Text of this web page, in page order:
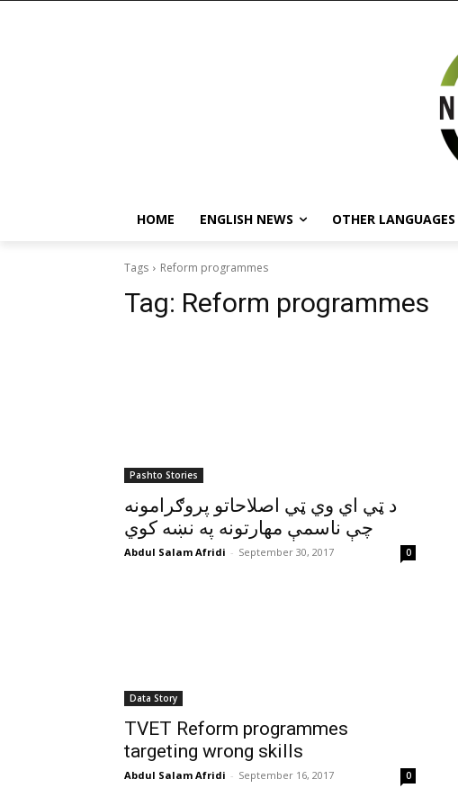
HOME ENGLISH NEWS OTHER LANGUAGES
Tags Reform programmes
Tag: Reform programmes
Pashto Stories
د ټي اي وي ټي اصلاحاتو پروګرامونه
چې ناسمې مهارتونه په نښه کوي
Abdul Salam Afridi - September 30, 2017 0
Data Story
TVET Reform programmes
targeting wrong skills
Abdul Salam Afridi - September 16, 2017 0